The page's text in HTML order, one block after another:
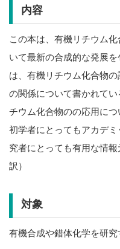
内容
この本は、有機リチウム
いて最新の合成的な発展
は、有機リチウム化合物
の関係について書かれて
チウム化合物のの応用につ
初学者にとってもアカデ
究者にとっても有用な情
訳）
対象
有機合成や錯体化学を研